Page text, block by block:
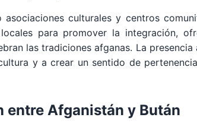
asociaciones culturales y centros
para promover la integración,
las tradiciones afganas. La presencia
y a crear un sentido de
entre Afganistán y Bután